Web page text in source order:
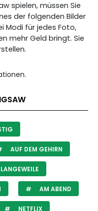
spielen, müssen Sie
der folgenden Bilder
Modi für jedes Foto,
mehr Geld bringt. Sie
AUF DEM GEHIRN
AM ABEND
NETFLIX